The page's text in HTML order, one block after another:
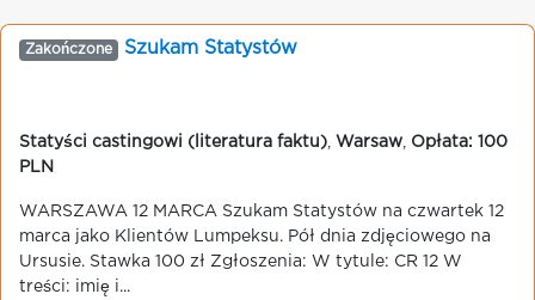
Zakończone Szukam Statystów
Statyści castingowi (literatura faktu) Warsaw
Opłata: 100
PLN
WARSZAWA 12 MARCA Szukam Statystów na czwartek 12
marca jako Klientów Lumpeksu. Pół dnia zdjęciowego na
Ursusie. Stawka 100 zł Zgłoszenia: W tytule: CR 12 W
treści: imię i...